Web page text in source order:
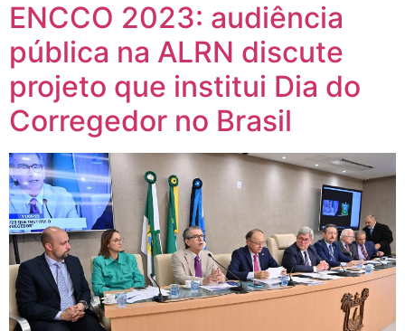
ENCCO 2023: audiência
pública na ALRN discute
projeto que institui Dia do
Corregedor no Brasil